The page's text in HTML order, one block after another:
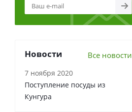
Новости Все новости
7 ноября 2020
Поступление посуды из
Кунгура